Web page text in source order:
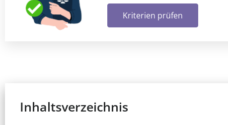
Kriterien prüfen
Inhaltsverzeichnis